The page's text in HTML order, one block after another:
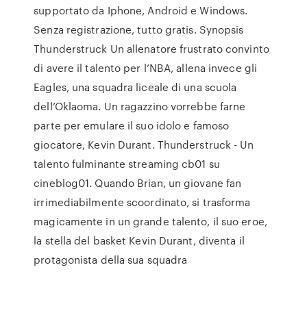
supportato da Iphone, Android e Windows.
Senza registrazione, tutto gratis. Synopsis
Thunderstruck Un allenatore frustrato convinto
di avere il talento per l’NBA, allena invece gli
Eagles, una squadra liceale di una scuola
dell’Oklaoma. Un ragazzino vorrebbe farne
parte per emulare il suo idolo e famoso
giocatore, Kevin Durant. Thunderstruck - Un
talento fulminante streaming cb01 su
cineblog01. Quando Brian, un giovane fan
irrimediabilmente scoordinato, si trasforma
magicamente in un grande talento, il suo eroe,
la stella del basket Kevin Durant, diventa il
protagonista della sua squadra